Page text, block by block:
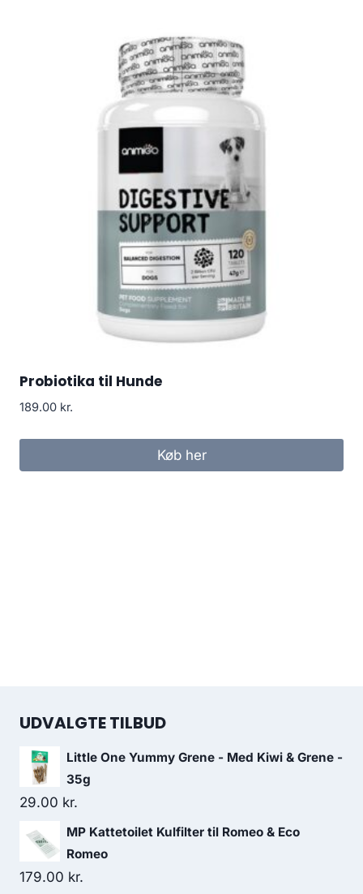
Probiotika til Hunde
189.00 kr.
Køb her
UDVALGTE TILBUD
Little One Yummy Grene - Med Kiwi & Grene -
35g
29.00 kr.
MP Kattetoilet Kulfilter til Romeo & Eco
Romeo
179.00 kr.